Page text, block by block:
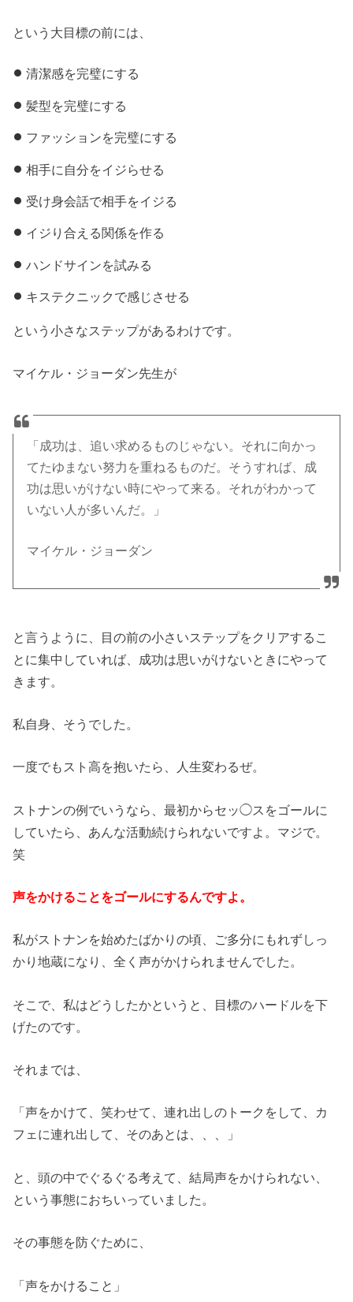
という大目標の前には、
清潔感を完璧にする
髪型を完璧にする
ファッションを完璧にする
相手に自分をイジらせる
受け身会話で相手をイジる
イジり合える関係を作る
ハンドサインを試みる
キステクニックで感じさせる
という小さなステップがあるわけです。
マイケル・ジョーダン先生が
「成功は、追い求めるものじゃない。それに向かっ
てたゆまない努力を重ねるものだ。そうすれば、成
功は思いがけない時にやって来る。それがわかって
いない人が多いんだ。」
マイケル・ジョーダン
と言うように、目の前の小さいステップをクリアするこ
とに集中していれば、成功は思いがけないときにやって
きます。
私自身、そうでした。
一度でもスト高を抱いたら、人生変わるぜ。
ストナンの例でいうなら、最初からセッ◯スをゴールに
していたら、あんな活動続けられないですよ。マジで。
笑
声をかけることをゴールにするんですよ。
私がストナンを始めたばかりの頃、ご多分にもれずしっ
かり地蔵になり、全く声がかけられませんでした。
そこで、私はどうしたかというと、目標のハードルを下
げたのです。
それまでは、
「声をかけて、笑わせて、連れ出しのトークをして、カ
フェに連れ出して、そのあとは、、、」
と、頭の中でぐるぐる考えて、結局声をかけられない、
という事態におちいっていました。
その事態を防ぐために、
「声をかけること」